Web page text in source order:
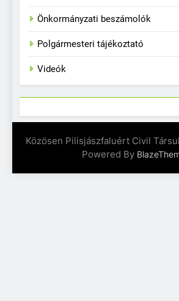
Önkormányzati beszámolók
Polgármesteri tájékoztató
Videók
Közösen Pilisjászfaluért Civil
Powered By